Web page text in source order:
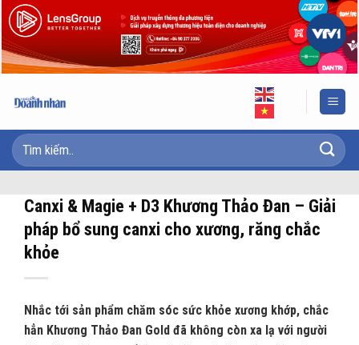
Skip
to
content
Canxi & Magie + D3 Khương Thảo Đan – Giải
pháp bổ sung canxi cho xương, răng chắc
khỏe
Nhắc tới sản phẩm chăm sóc sức khỏe xương khớp, chắc
hẳn Khương Thảo Đan Gold đã không còn xa lạ với người